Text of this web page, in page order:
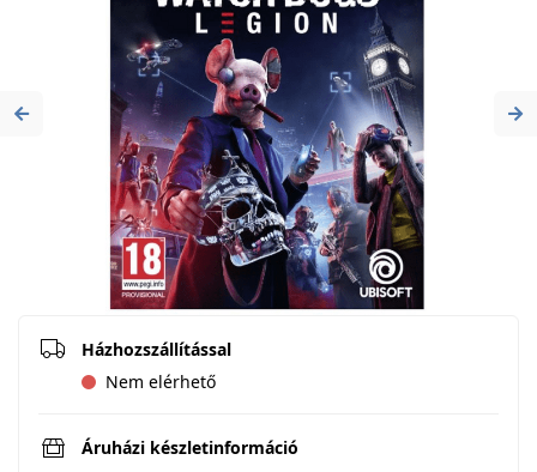
Previous
Házhozszállítással
Nem elérhető
Áruházi készletinformáció